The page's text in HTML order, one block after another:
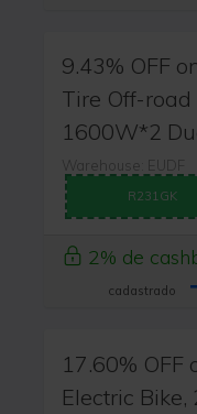
9.43% OFF
Tire Off-road
1600W*2
Warehouse: EUDF
R231GK
2% de
cadastrado
17.60% OFF
Electric